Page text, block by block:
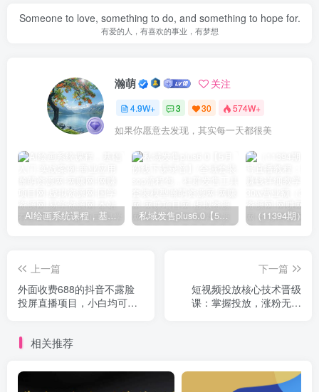
Someone to love, something to do, and something to hope for.
有爱的人，有喜欢的事业，有梦想
瀚萌 关注
4.9W+ 3 30 574W+
如果你愿意去发现，其实每一天都很美
AI绘画系统课程，基础入门-实战案例-商业应用 私域发售plus6.0【5月份线下课录音】/全域套装sop流程包，社群发售工具套装模型
上一篇
外面收费688的抖音不露脸
投屏直播项目，小白均可学
下一篇
短视频投放核心技术晋级
课：掌握投放，涨粉无忧
相关推荐